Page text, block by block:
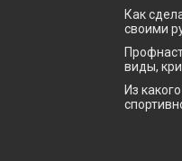
Как
своими
виды,
Из